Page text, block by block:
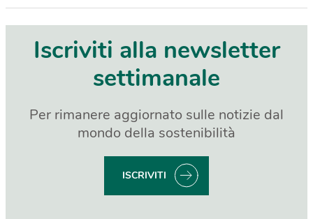
Iscriviti alla newsletter
settimanale
Per rimanere aggiornato sulle notizie dal
mondo della sostenibilità
ISCRIVITI